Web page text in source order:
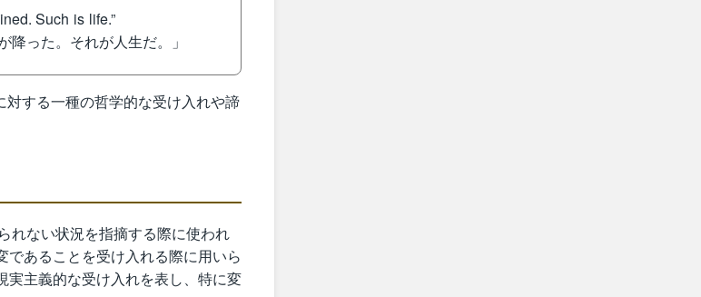
Such is life.”
った。それが人生だ。」
対する一種の哲学的な受け入れや諦
れない状況を指摘する際に使われ
あることを受け入れる際に用いら
実主義的な受け入れを表し、特に変